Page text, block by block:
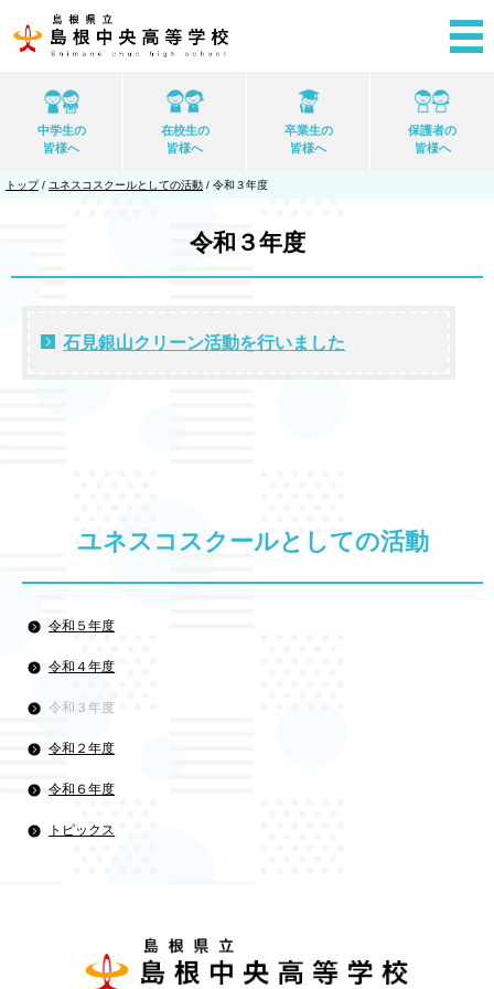
中学生の
皆様へ
在校生の
皆様へ
卒業生の
皆様へ
保護者の
皆様へ
現
トップ/ ユネスコスクールとしての活動 / 令和３年度
令和３年度
石見銀山クリーン活動を行いました
ユネスコスクールとしての活動
令和５年度
令和４年度
令和３年度
令和２年度
令和６年度
トピックス